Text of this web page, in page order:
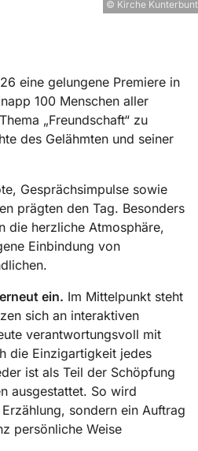
© Kirche Kunterbunt
eine gelungene Premiere in
100 Menschen aller
„Freundschaft“ zu
des Gelähmten und seiner
Gesprächsimpulse sowie
prägten den Tag. Besonders
die herzliche Atmosphäre,
Einbindung von
ein. Im Mittelpunkt steht
sich an interaktiven
verantwortungsvoll mit
die Einzigartigkeit jedes
ist als Teil der Schöpfung
ausgestattet. So wird
sondern ein Auftrag
persönliche Weise